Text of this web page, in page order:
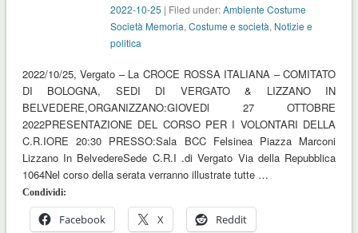
2022-10-25 | Filed under:Ambiente Costume
Società Memoria,Costume e società, Notizie e
politica
2022/10/25, Vergato – La CROCE ROSSA ITALIANA – COMITATO
DI BOLOGNA, SEDI DI VERGATO & LIZZANO IN
BELVEDERE,ORGANIZZANO:GIOVEDl 27 OTTOBRE
2022PRESENTAZIONE DEL CORSO PER I VOLONTARI DELLA
C.R.IORE 20:30 PRESSO:Sala BCC Felsinea Piazza Marconi
Lizzano In BelvedereSede C.R.I .di Vergato Via della Repubblica
1064Nel corso della serata verranno illustrate tutte …
Condividi:
Facebook X Reddit